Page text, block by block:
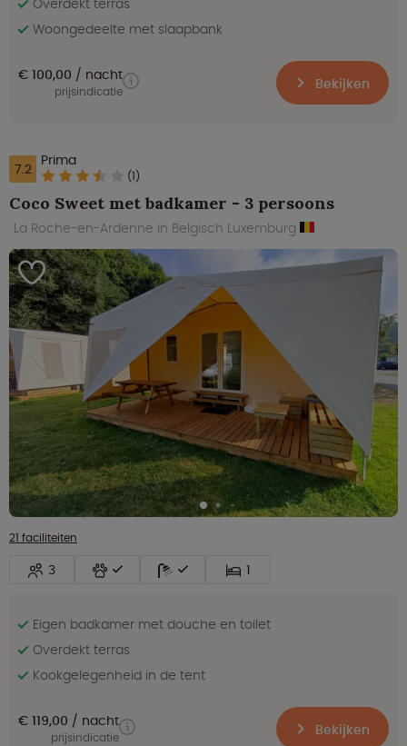
Woongedeelte met slaapbank
€ 100,00 nacht
prijsindicatie Bekijken
7.2 Prima
(1)
Coco Sweet met badkamer - 3 persoons
La Roche-en-Ardenne in Belgisch Luxemburg
21 faciliteiten
3 1
Eigen badkamer met douche en toilet
Overdekt terras
Kookgelegenheid in de tent
€ 119,00 nacht
prijsindicatie Bekijken